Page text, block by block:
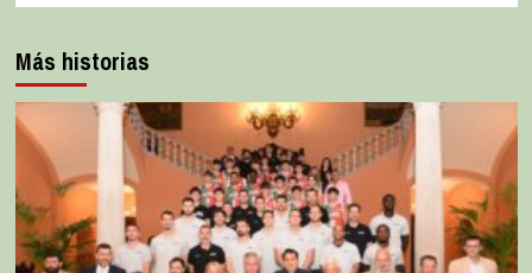
Más historias